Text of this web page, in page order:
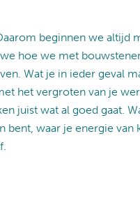
beginnen we altijd
hoe we met
Wat je in ieder geval
het vergroten van je
juist wat al goed gaat.
bent, waar je energie van